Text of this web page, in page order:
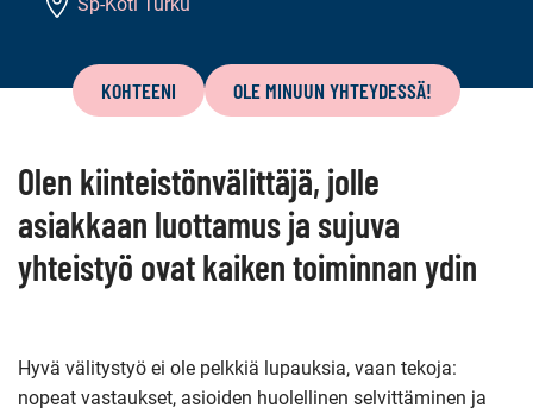
sivun
KOHTEENI OLE MINUUN YHTEYDESSÄ!
Olen kiinteistönvälittäjä, jolle
asiakkaan luottamus ja sujuva
yhteistyö ovat kaiken toiminnan ydin
Hyvä välitystyö ei ole pelkkiä lupauksia, vaan tekoja:
nopeat vastaukset, asioiden huolellinen selvittäminen ja